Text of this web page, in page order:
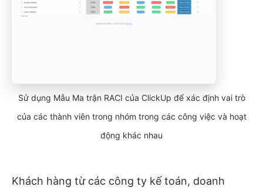
Sử dụng Mẫu Ma trận RACI của ClickUp để xác định vai trò
của các thành viên trong nhóm trong các công việc và hoạt
động khác nhau
Khách hàng từ các công ty kế toán, doanh